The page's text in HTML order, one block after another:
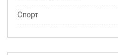
Спорт